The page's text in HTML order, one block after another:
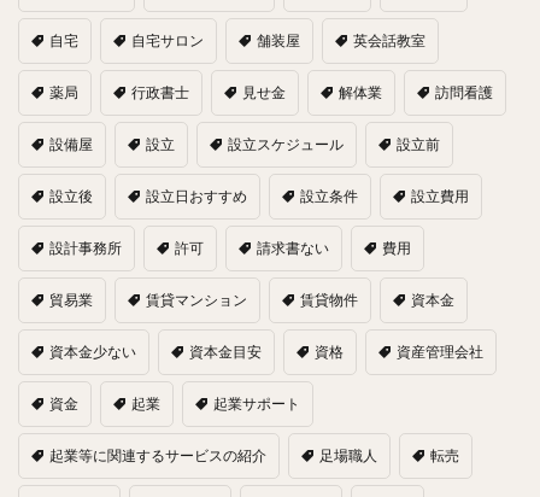
自宅 自宅サロン 舗装屋 英会話教室
薬局 行政書士 見せ金 解体業 訪問看護
設備屋 設立 設立スケジュール 設立前
設立後 設立日おすすめ 設立条件 設立費用
設計事務所 許可 請求書ない 費用
貿易業 賃貸マンション 賃貸物件 資本金
資本金少ない 資本金目安 資格 資産管理会社
資金 起業 起業サポート
起業等に関連するサービスの紹介 足場職人 転売